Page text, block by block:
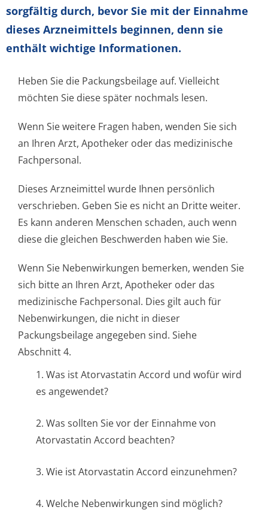
sorgfältig durch, bevor Sie mit der Einnahme
dieses Arzneimittels beginnen, denn sie
enthält wichtige Informationen.
Heben Sie die Packungsbeilage auf. Vielleicht
möchten Sie diese später nochmals lesen.
Wenn Sie weitere Fragen haben, wenden Sie sich
an Ihren Arzt, Apotheker oder das medizinische
Fachpersonal.
Dieses Arzneimittel wurde Ihnen persönlich
verschrieben. Geben Sie es nicht an Dritte weiter.
Es kann anderen Menschen schaden, auch wenn
diese die gleichen Beschwerden haben wie Sie.
Wenn Sie Nebenwirkungen bemerken, wenden Sie
sich bitte an Ihren Arzt, Apotheker oder das
medizinische Fachpersonal. Dies gilt auch für
Nebenwirkungen, die nicht in dieser
Packungsbeilage angegeben sind. Siehe
Abschnitt 4.
1. Was ist Atorvastatin Accord und wofür wird
es angewendet?
2. Was sollten Sie vor der Einnahme von
Atorvastatin Accord beachten?
3. Wie ist Atorvastatin Accord einzunehmen?
4. Welche Nebenwirkungen sind möglich?